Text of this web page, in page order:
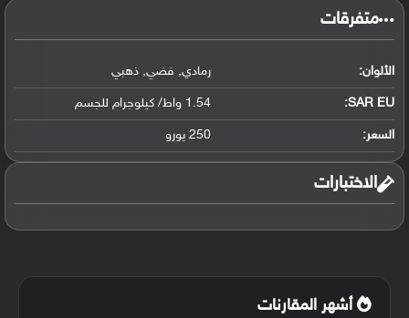
متفرقات
الألوان: رمادي, فضي, ذهبي
SAR EU: 1.54 واط/ كيلوجرام للجسم
السعر: 250 يورو
الاختبارات
أشهر المقارنات